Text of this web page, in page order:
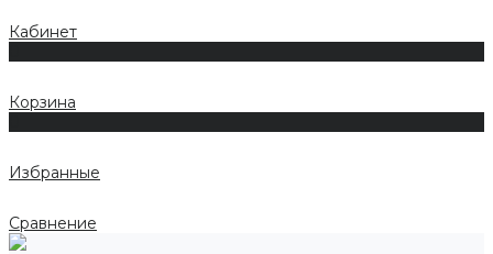
Кабинет
Корзина
Избранные
Сравнение